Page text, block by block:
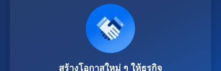
สร้างโอกาสใหม่ ๆ ให้ธุรกิจ